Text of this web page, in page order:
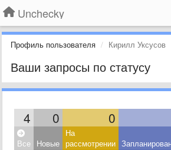
Unchecky
Профиль пользователя Кирилл Уксусов
Ваши запросы по статусу
4 0 0
Все Новые
На
рассмотрении